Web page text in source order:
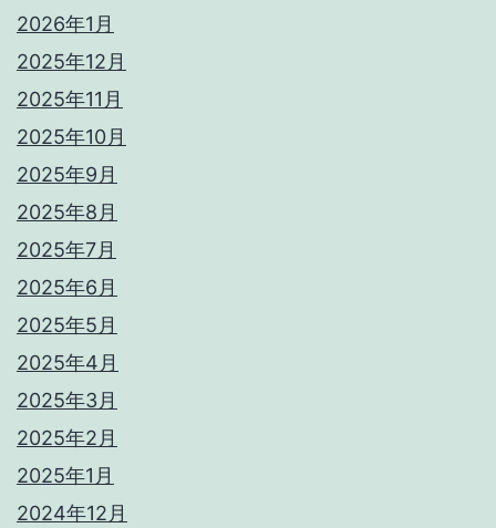
2026年1月
2025年12月
2025年11月
2025年10月
2025年9月
2025年8月
2025年7月
2025年6月
2025年5月
2025年4月
2025年3月
2025年2月
2025年1月
2024年12月